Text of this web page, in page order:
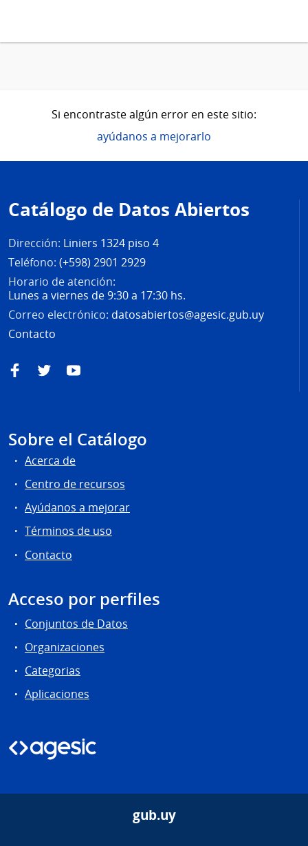
Si encontraste algún error en este sitio:
ayúdanos a mejorarlo
de
página
Catálogo de Datos Abiertos
Dirección: Liniers 1324 piso 4
Teléfono: (+598) 2901 2929
Horario de atención:
Lunes a viernes de 9:30 a 17:30 hs.
Correo electrónico: datosabiertos@agesic.gub.uy
Contacto
FacebookTwitterYouTube
Sobre el Catálogo
Acerca de
Centro de recursos
Ayúdanos a mejorar
Términos de uso
Contacto
Acceso por perfiles
Conjuntos de Datos
Organizaciones
Categorias
Aplicaciones
gub.uy